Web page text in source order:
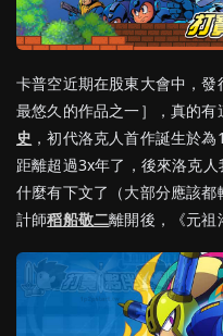
卡普空近期在股東大會中，
最悠久的作品之一］，真的
史 ，初代洛克人首作誕生於
距離超過3x年了，後來洛克
什麼有下文了（大部分應該
計師稻船敬二離開後，《元祖